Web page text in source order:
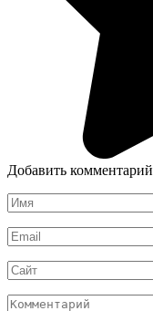
Добавить комментарий
Имя
*
Email
*
Сайт
Комментарий